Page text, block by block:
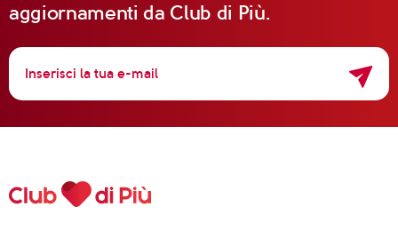
aggiornamenti da Club di Più.